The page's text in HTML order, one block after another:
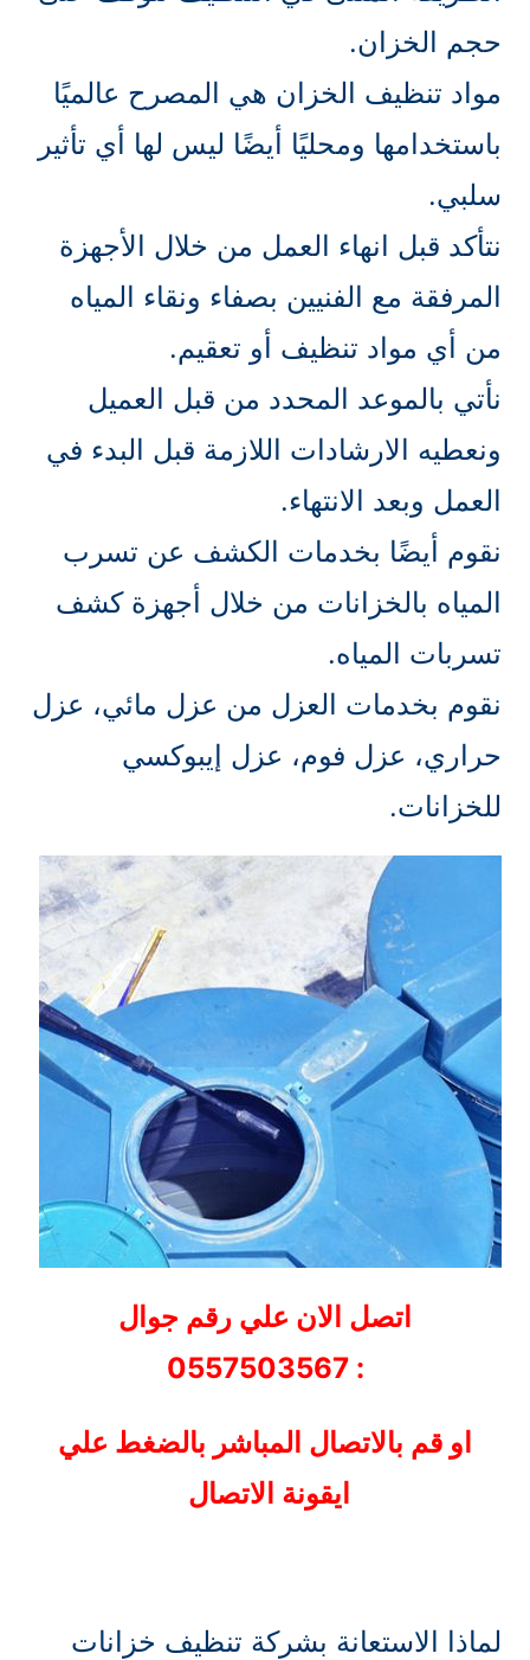
حجم الخزان.
مواد تنظيف الخزان هي المصرح عالميًا
باستخدامها ومحليًا أيضًا ليس لها أي تأثير
سلبي.
نتأكد قبل انهاء العمل من خلال الأجهزة
المرفقة مع الفنيين بصفاء ونقاء المياه
من أي مواد تنظيف أو تعقيم.
نأتي بالموعد المحدد من قبل العميل
ونعطيه الارشادات اللازمة قبل البدء في
العمل وبعد الانتهاء.
نقوم أيضًا بخدمات الكشف عن تسرب
المياه بالخزانات من خلال أجهزة كشف
تسربات المياه.
نقوم بخدمات العزل من عزل مائي، عزل
حراري، عزل فوم، عزل إيبوكسي
للخزانات.
اتصل الان علي رقم جوال
: 0557503567
او قم بالاتصال المباشر بالضغط علي
ايقونة الاتصال
لماذا الاستعانة بشركة تنظيف خزانات